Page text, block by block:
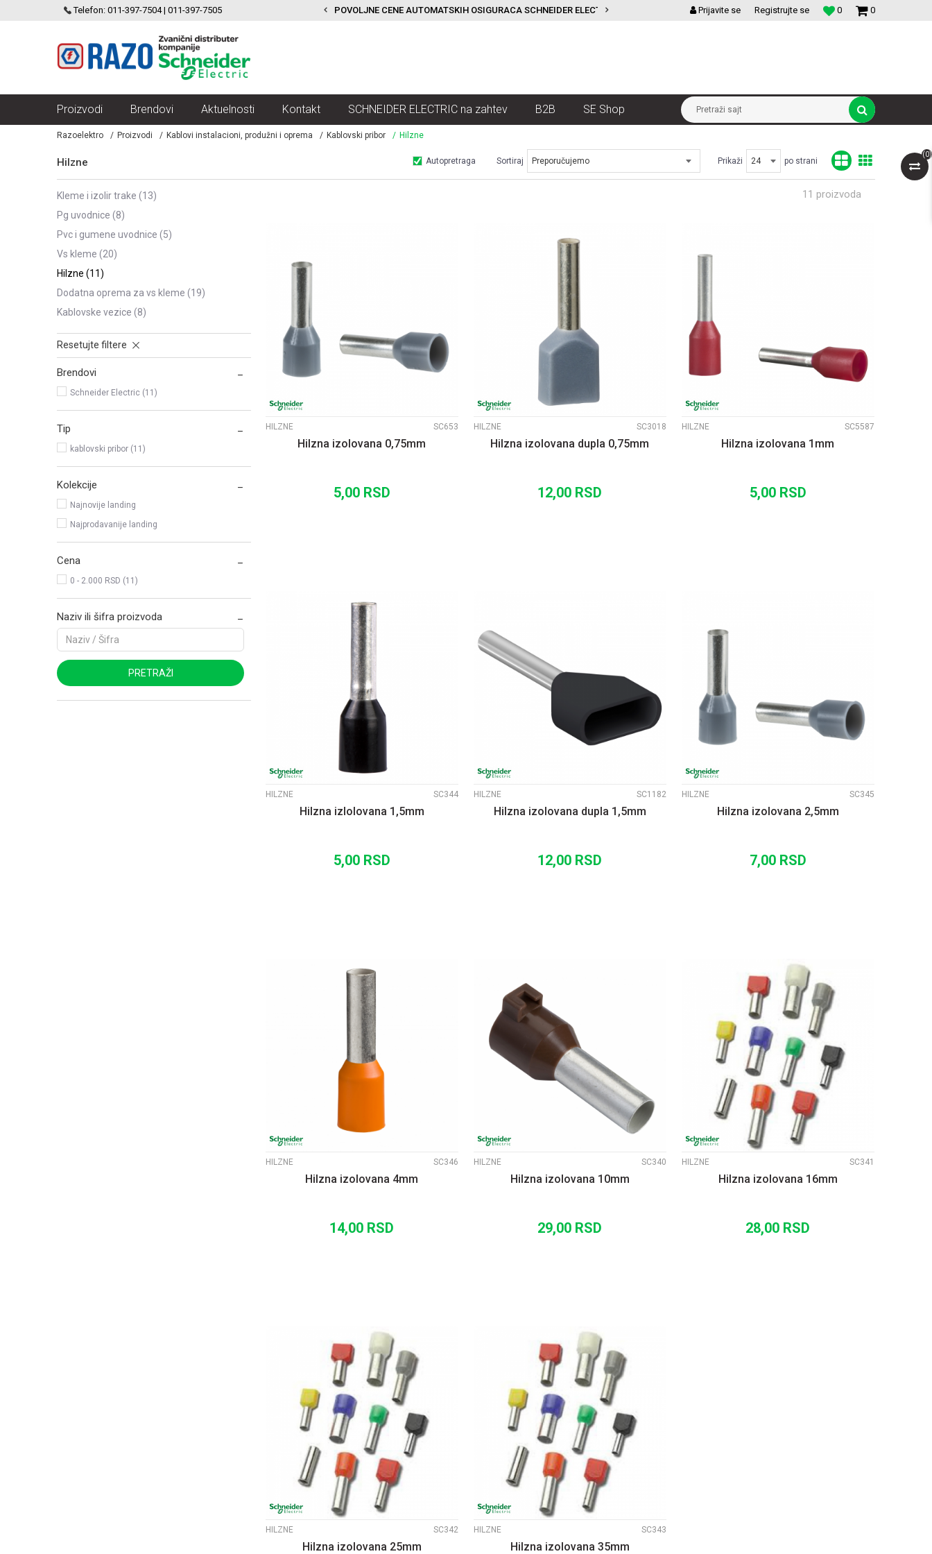
Telefon: 011-397-7504 | 011-397-7505
ELECTRIC VELIKI IZBOR MODULARNIH PREKIDACA I UTICNICA POVOLJNE CENE AUTOMATSKIH OSIGURACA SCHNEIDER ELECTRIC VELIKI IZBOR MODULARNIH PREKIDACA I UTICNICA 0
0
Prijavite se Registrujte se
Proizvodi Brendovi Aktuelnosti Kontakt SCHNEIDER ELECTRIC na zahtev B2B SE Shop Pretraži sajt
(0)
Razoelektro Proizvodi Kablovi instalacioni, produžni i oprema Kablovski pribor Hilzne
Hilzne Autopretraga Sortiraj Prikaži po strani
kleme i izolir trake (13)
pg uvodnice (8)
pvc i gumene uvodnice (5)
vs kleme (20)
hilzne (11)
dodatna oprema za vs kleme (19)
kablovske vezice (8)
Resetujte filtere
Brendovi
Schneider Electric (11)
Tip
kablovski pribor (11)
Kolekcije
Najnovije landing
Najprodavanije landing
Cena
0 - 2.000 RSD (11)
Naziv ili šifra proizvoda
PRETRAŽI
11 proizvoda
HILZNE SC653
Hilzna izolovana 0,75mm
5,00 RSD
UPOREDI
HILZNE SC3018
Hilzna izolovana dupla 0,75mm
12,00 RSD
HILZNE SC5587
Hilzna izolovana 1mm
5,00 RSD
UPOREDI
HILZNE SC344
Hilzna izlolovana 1,5mm
5,00 RSD
HILZNE SC1182
Hilzna izolovana dupla 1,5mm
12,00 RSD
HILZNE SC345
Hilzna izolovana 2,5mm
7,00 RSD
UPOREDI
HILZNE SC346
Hilzna izolovana 4mm
14,00 RSD
UPOREDI
HILZNE SC340
Hilzna izolovana 10mm
29,00 RSD
UPOREDI
HILZNE SC341
Hilzna izolovana 16mm
28,00 RSD
UPOREDI
HILZNE SC342
Hilzna izolovana 25mm
UPOREDI
HILZNE SC343
Hilzna izolovana 35mm